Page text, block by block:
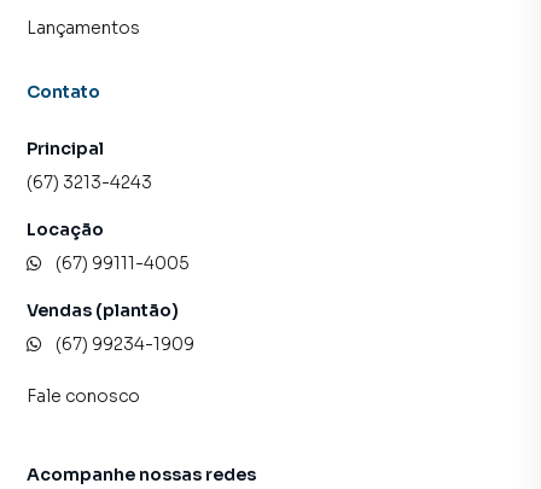
Lançamentos
Contato
Principal
(67) 3213-4243
Locação
(67) 99111-4005
Vendas (plantão)
(67) 99234-1909
Fale conosco
Acompanhe nossas redes